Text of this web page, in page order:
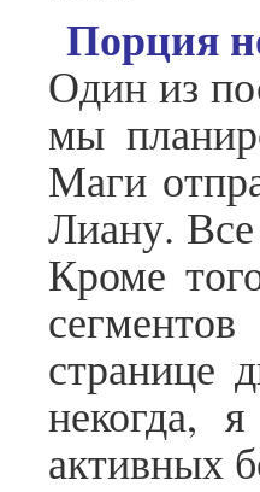
Порция
Один из
мы
Маги
Лиану.
Кроме
странице
некогда,
активных